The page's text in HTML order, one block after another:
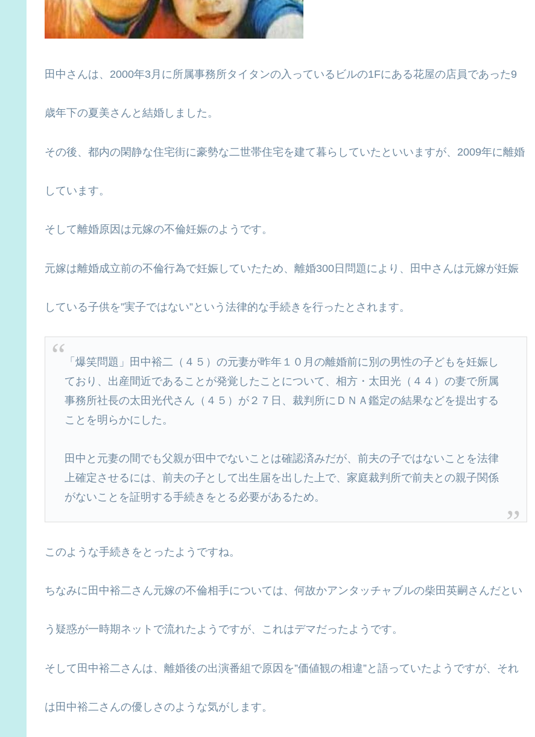
田中さんは、2000年3月に所属事務所タイタンの入っているビルの1Fにある花屋の店員であった9
歳年下の夏美さんと結婚しました。
その後、都内の閑静な住宅街に豪勢な二世帯住宅を建て暮らしていたといいますが、2009年に離婚
しています。
そして離婚原因は元嫁の不倫妊娠のようです。
元嫁は離婚成立前の不倫行為で妊娠していたため、離婚300日問題により、田中さんは元嫁が妊娠
している子供を”実子ではない”という法律的な手続きを行ったとされます。
「爆笑問題」田中裕二（４５）の元妻が昨年１０月の離婚前に別の男性の子どもを妊娠し
ており、出産間近であることが発覚したことについて、相方・太田光（４４）の妻で所属
事務所社長の太田光代さん（４５）が２７日、裁判所にＤＮＡ鑑定の結果などを提出する
ことを明らかにした。
田中と元妻の間でも父親が田中でないことは確認済みだが、前夫の子ではないことを法律
上確定させるには、前夫の子として出生届を出した上で、家庭裁判所で前夫との親子関係
がないことを証明する手続きをとる必要があるため。
このような手続きをとったようですね。
ちなみに田中裕二さん元嫁の不倫相手については、何故かアンタッチャブルの柴田英嗣さんだとい
う疑惑が一時期ネットで流れたようですが、これはデマだったようです。
そして田中裕二さんは、離婚後の出演番組で原因を”価値観の相違”と語っていたようですが、それ
は田中裕二さんの優しさのような気がします。